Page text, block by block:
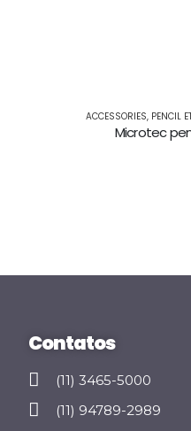
ACCESSORIES, PENCIL
Microtec
Contatos
(11) 3465-5000
(11) 94789-2989